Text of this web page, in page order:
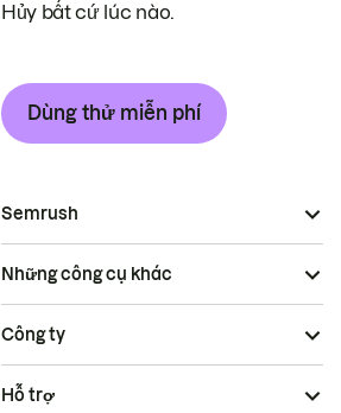
Hủy bất cứ lúc nào.
Dùng thử miễn phí
Semrush
Những công cụ khác
Công ty
Hỗ trợ